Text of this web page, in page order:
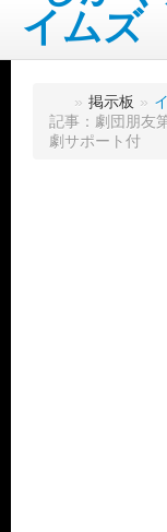
» 掲示板 »
記事：劇団朋友
劇サポート付